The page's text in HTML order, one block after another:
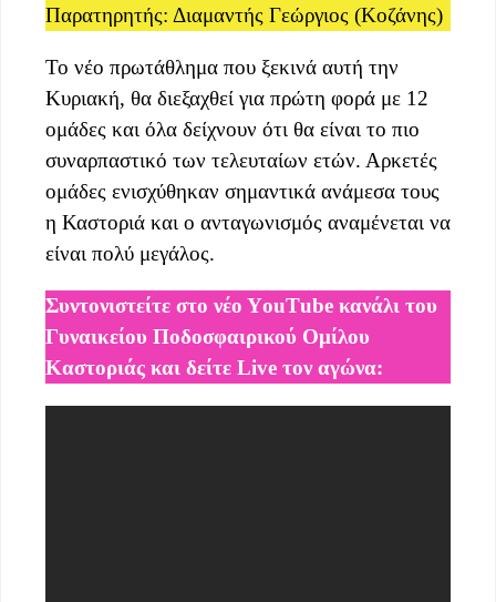
Παρατηρητής: Διαμαντής Γεώργιος (Κοζάνης)
Το νέο πρωτάθλημα που ξεκινά αυτή την
Κυριακή, θα διεξαχθεί για πρώτη φορά με 12
ομάδες και όλα δείχνουν ότι θα είναι το πιο
συναρπαστικό των τελευταίων ετών. Αρκετές
ομάδες ενισχύθηκαν σημαντικά ανάμεσα τους
η Καστοριά και ο ανταγωνισμός αναμένεται να
είναι πολύ μεγάλος.
Συντονιστείτε στο νέο ΥouΤube κανάλι του
Γυναικείου Ποδοσφαιρικού Ομίλου
Καστοριάς και δείτε Live τον αγώνα: